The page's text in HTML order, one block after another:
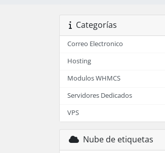
Categorías
Correo Electronico
Hosting
Modulos WHMCS
Servidores Dedicados
VPS
Nube de etiquetas